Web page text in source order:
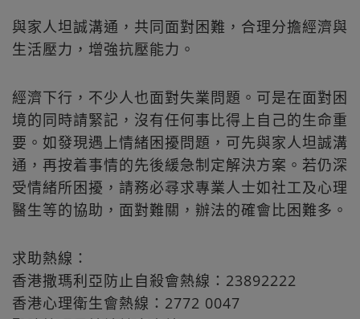
與家人坦誠溝通，共同面對困難，合理分擔經濟與
生活壓力，增強抗壓能力。
經濟下行，不少人也面對失業問題。可是在面對困
境的同時請緊記，沒有任何事比得上自己的生命重
要。如發現遇上情緒困擾問題，可先與家人坦誠溝
通，再按着事情的先後緩急制定解決方案。若仍深
受情緒所困擾，請務必尋求專業人士如社工及心理
醫生等的協助，面對難關，辦法的確會比困難多。
求助熱線：
香港撒瑪利亞防止自殺會熱線：23892222
香港心理衛生會熱線：2772 0047